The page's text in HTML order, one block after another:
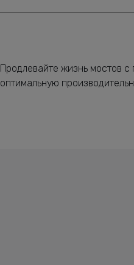
Продлевайте жизнь мостов
оптимальную